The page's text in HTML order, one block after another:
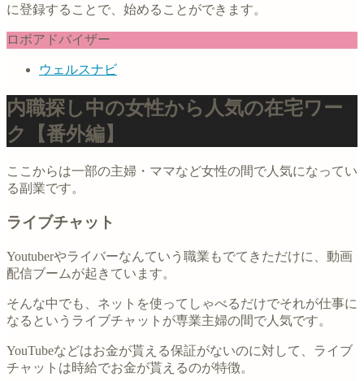
に登録することで、始めることができます。
ロボアドバイザー
ウェルスナビ
内職探し中の女性から人気の在宅ワー
ク【番外編】
ここからは一部の主婦・ママなど女性の間で人気になってい
る副業です。
ライブチャット
Youtuberやライバーなんていう職業もでてきただけに、動画
配信ブームが起きています。
そんな中でも、ネットを使ってしゃべるだけでそれが仕事に
なるというライブチャットが専業主婦の間で人気です。
YouTubeなどはお金が貰える保証がないのに対して、ライブ
チャットは時給でお金が貰えるのが特徴。